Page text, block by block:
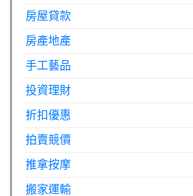
房屋貸款
房產地產
手工藝品
投資理財
折扣優惠
拍賣競價
推拿按摩
搬家運輸